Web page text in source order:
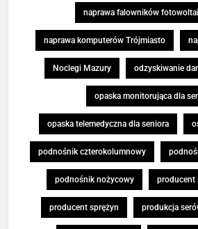
naprawa falowników
naprawa komputerów Trójmiasto
Noclegi Mazury odzyskiwanie
opaska monitorująca dla
opaska telemedyczna dla seniora
podnośnik czterokolumnowy
podnośnik nożycowy producent
producent sprężyn produkcja